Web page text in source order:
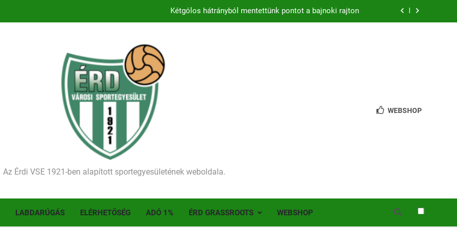
Kétgólos hátrányból mentettünk pontot a bajnoki rajton
Történelmet írt az I. Érdi Football Fesztivál – több mint 200 játékos lépett pályára Érden
Ellenfelünk visszalépése miatt játék nélkül jutottunk tovább a MOL Magyar Kupában
Kezdődik a 2026–2027-es szezon – hazai pályán rajtol az Érdi VSE!
Történelmet írt az I. Érdi Football Fesztivál – több mint 200 játékos lépett pályára Érden
Az Érdi VSE 1921-ben alapított sportegyesületének weboldala.
WEBSHOP
LABDARÚGÁS ELÉRHETŐSÉG ADÓ 1% ÉRD GRASSROOTS WEBSHOP